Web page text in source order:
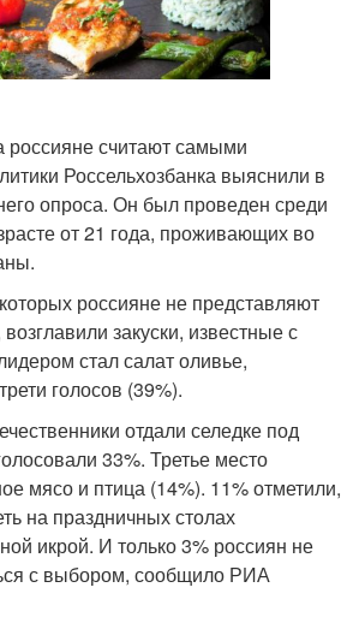
россияне считают самыми
Россельхозбанка выяснили в
опроса. Он был проведен среди
от 21 года, проживающих во
россияне не представляют
закуски, известные с
стал салат оливье,
голосов (39%).
отдали селедке под
33%. Третье место
мясо и птица (14%). 11% отметили,
на праздничных столах
икрой. И только 3% россиян не
с выбором, сообщило РИА